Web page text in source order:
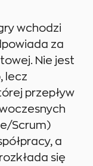
wchodzi
za
Nie jest
lecz
przepływ
Scrum)
a
się